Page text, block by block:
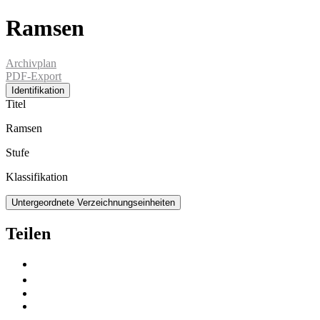
Ramsen
Archivplan
PDF-Export
Identifikation
Titel
Ramsen
Stufe
Klassifikation
Untergeordnete Verzeichnungseinheiten
Teilen